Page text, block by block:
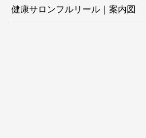
健康サロンフルリール｜案内図